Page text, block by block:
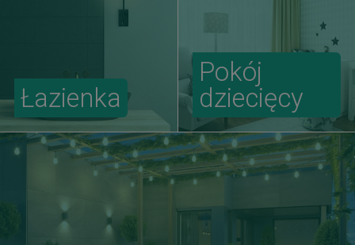
Łazienka
Pokój
dziecięcy